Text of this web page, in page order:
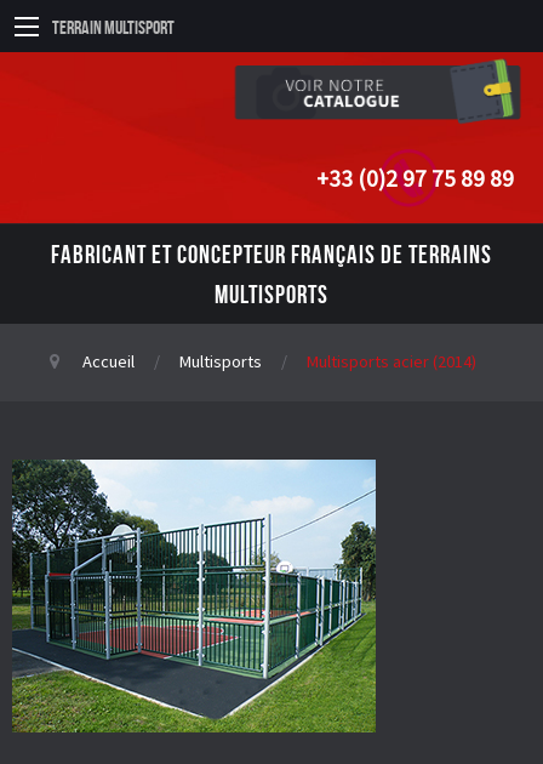
Terrain Multisport
+33 (0)2 97 75 89 89
FABRICANT ET CONCEPTEUR FRANÇAIS DE TERRAINS
MULTISPORTS
Accueil Multisports Multisports acier (2014)